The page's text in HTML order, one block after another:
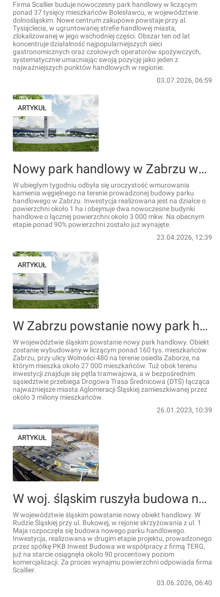
Firma Scallier buduje nowoczesny park handlowy w liczącym
ponad 37 tysięcy mieszkańców Bolesławcu, w województwie
dolnośląskim. Nowe centrum zakupowe powstaje przy al.
Tysiąclecia, w ugruntowanej strefie handlowej miasta,
zlokalizowanej w jego wschodniej części. Obszar ten od lat
koncentruje działalność najpopularniejszych sieci
gastronomicznych oraz czołowych operatorów spożywczych,
systematycznie umacniając swoją pozycję jako jeden z
najważniejszych punktów handlowych w regionie.
03.07.2026, 06:59
ARTYKUŁ
Nowy park handlowy w Zabrzu wchodzi w kolejny etap realizacji
W ubiegłym tygodniu odbyła się uroczystość wmurowania
kamienia węgielnego na terenie prowadzonej budowy parku
handlowego w Zabrzu. Inwestycja realizowana jest na działce o
powierzchni około 1 ha i obejmuje dwa nowoczesne budynki
handlowe o łącznej powierzchni około 3 000 mkw. Na obecnym
etapie ponad 90% powierzchni zostało już wynajęte.
23.04.2026, 12:39
ARTYKUŁ
W Zabrzu powstanie nowy park handlowy
W województwie śląskim powstanie nowy park handlowy. Obiekt
zostanie wybudowany w liczącym ponad 160 tys. mieszkańców
Zabrzu, przy ulicy Wolności 480 na terenie osiedla Zaborze, na
którym mieszka około 27 000 mieszkańców. Tuż obok terenu
inwestycji znajduje się pętla tramwajowa, a w bezpośrednim
sąsiedztwie przebiega Drogowa Trasa Średnicowa (DTŚ) łącząca
najważniejsze miasta Aglomeracji Śląskiej zamieszkiwanej przez
około 3 miliony mieszkańców.
26.01.2023, 10:39
ARTYKUŁ
W woj. śląskim ruszyła budowa nowego parku handlowego. Jest już niemal w całości skomercjalizowany
W województwie śląskim powstanie nowy obiekt handlowy. W
Rudzie Śląskiej przy ul. Bukowej, w rejonie skrzyżowania z ul. 1
Maja rozpoczęła się budowa nowego parku handlowego.
Inwestycja, realizowana w drugim etapie projektu, prowadzonego
przez spółkę PKB Inwest Budowa we współpracy z firmą TERG,
już na starcie osiągnęła około 90 procentowy poziom
komercjalizacji. Za proces wynajmu powierzchni odpowiada firma
Scallier.
03.06.2026, 06:40